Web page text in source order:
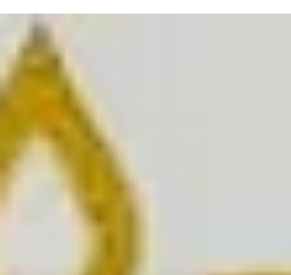
リフレッシュ出来ました。つぼの刺激が気持ち良
く、身体が変わっていくのを実感。...